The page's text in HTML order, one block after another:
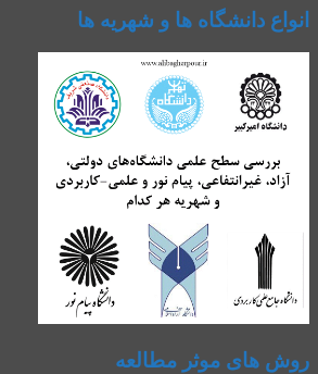
انواع دانشگاه ها و شهریه ها
روش های موثر مطالعه